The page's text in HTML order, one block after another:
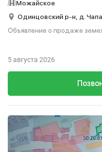
Можайское
Одинцовский р-н, д.
Объявление о продаже
5 августа 2026